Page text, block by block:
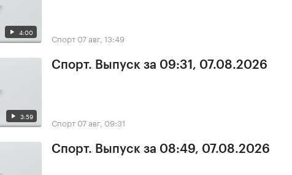
4:00 Спорт 07 авг, 13:49
3:59
Спорт. Выпуск за 09:31, 07.08.2026
Спорт 07 авг, 09:31
Спорт. Выпуск за 08:49, 07.08.2026